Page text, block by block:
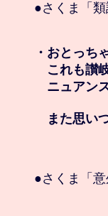
●さくま「
・おとっち
これも讃
ニュアン
また思い
●さくま「意